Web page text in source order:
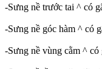
-Sưng nề trước tai ^ có
-Sưng nề góc hàm ^ có
-Sưng nề vùng cằm ^